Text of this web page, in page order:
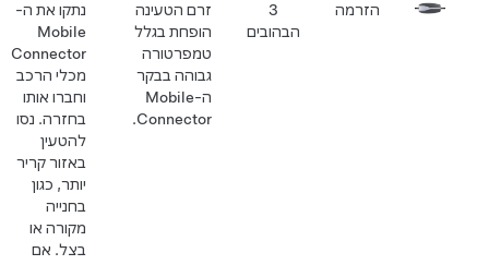
הזרמה
הבהובים
זרם הטעינה
הופחת בגלל
טמפרטורה
גבוהה בבקר
ה-Mobile
Connector.
נתקו את ה-
Mobile
Connector
מכלי הרכב
וחברו אותו
בחזרה. נסו
להטעין
באזור קריר
יותר, כגון
בחנייה
מקורה או
בצל. אם